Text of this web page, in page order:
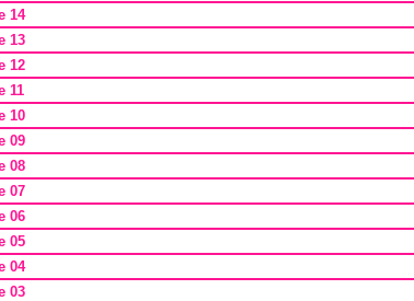
14
13
12
11
10
09
08
07
06
05
04
03